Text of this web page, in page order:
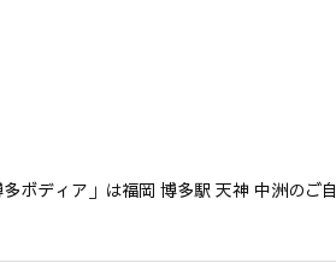
ボディア」は福岡 博多駅 天神 中洲の